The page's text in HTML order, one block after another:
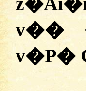
v��
v�P�